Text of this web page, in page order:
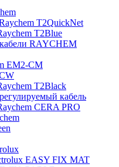
T2QuickNet
T2Blue
RAYCHEM
EM2-CM
T2Black
кабель
CERA PRO
EASY FIX MAT